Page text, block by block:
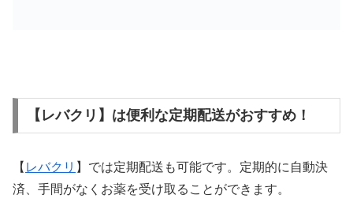
【レバクリ】は便利な定期配送がおすすめ！
【 レバクリ 】では定期配送も可能です。定期的に自動決
済、手間がなくお薬を受け取ることができます。